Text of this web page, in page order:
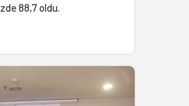
88,7 oldu.